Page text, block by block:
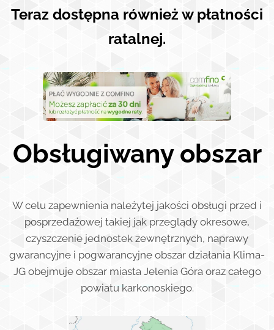
Teraz dostępna również w płatności
ratalnej.
Obsługiwany obszar
W celu zapewnienia należytej jakości obsługi przed i
posprzedażowej takiej jak przeglądy okresowe,
czyszczenie jednostek zewnętrznych, naprawy
gwarancyjne i pogwarancyjne obszar działania Klima-
JG obejmuje obszar miasta Jelenia Góra oraz całego
powiatu karkonoskiego.